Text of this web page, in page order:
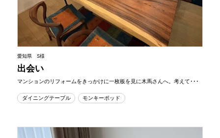
愛知県 S様
出会い
マンションのリフォームをきっかけに一枚板を見に木馬さんへ。考えて･･･
ダイニングテーブル モンキーポッド